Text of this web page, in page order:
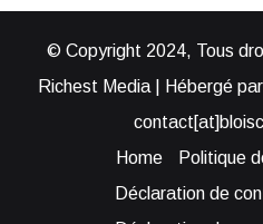
© Copyright 2024, Tous
Richest Media | Hébergé
Home
Politique
Déclaration de